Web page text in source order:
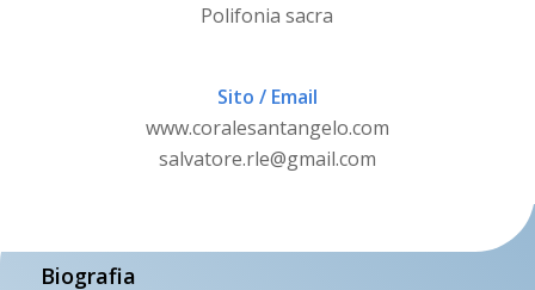
Polifonia sacra
Sito / Email
www.coralesantangelo.com
salvatore.rle@gmail.com
Biografia